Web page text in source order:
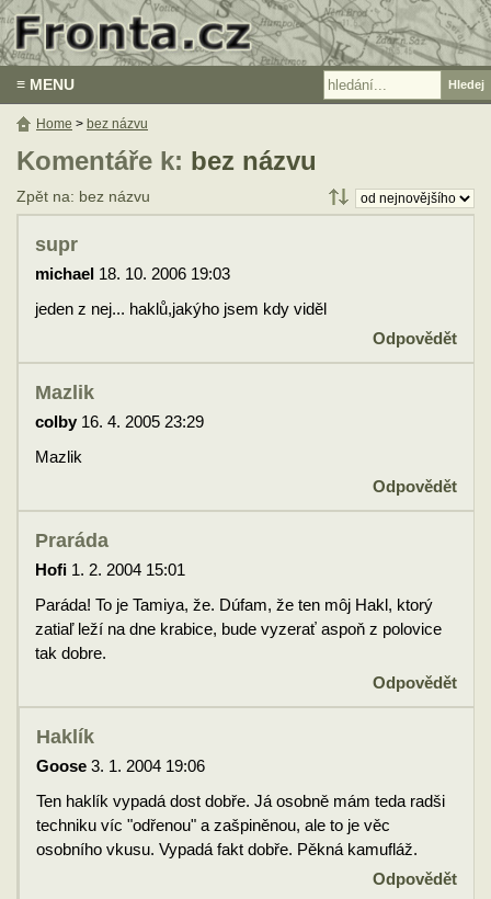
≡ MENU
Komentáře k: bez názvu
Zpět na: bez názvu
supr
michael 18. 10. 2006 19:03
jeden z nej... haklů,jakýho jsem kdy viděl
Odpovědět
Mazlik
colby 16. 4. 2005 23:29
Mazlik
Odpovědět
Praráda
Hofi 1. 2. 2004 15:01
Paráda! To je Tamiya, že. Dúfam, že ten môj Hakl, ktorý
zatiaľ leží na dne krabice, bude vyzerať aspoň z polovice
tak dobre.
Odpovědět
Haklík
Goose 3. 1. 2004 19:06
Ten haklík vypadá dost dobře. Já osobně mám teda radši
techniku víc "odřenou" a zašpiněnou, ale to je věc
osobního vkusu. Vypadá fakt dobře. Pěkná kamufláž.
Odpovědět
Home > bez názvu